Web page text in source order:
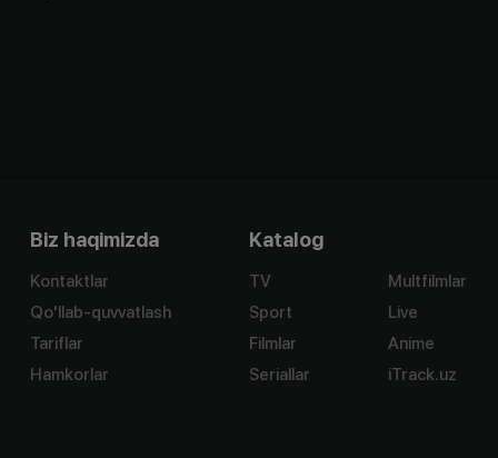
Biz haqimizda
Kontaktlar
Qo'llab-quvvatlash
Tariflar
Hamkorlar
Katalog
TV
Sport
Filmlar
Seriallar
Multfilmlar
Live
Anime
iTrack.uz